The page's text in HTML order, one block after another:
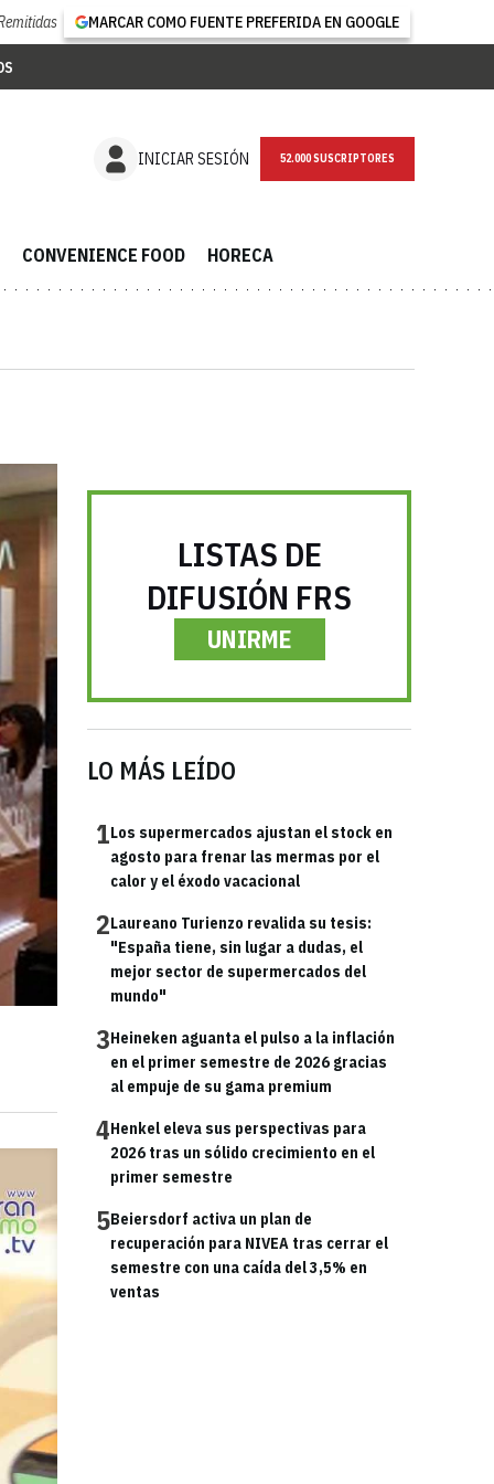
MARCAR COMO FUENTE PREFERIDA EN GOOGLE
INICIAR SESIÓN NEWSLETTER
CONVENIENCE FOOD HORECA
LISTAS DE
DIFUSIÓN FRS
UNIRME
LO MÁS LEÍDO
1Los supermercados ajustan el stock en
agosto para frenar las mermas por el
calor y el éxodo vacacional
2Laureano Turienzo revalida su tesis:
"España tiene, sin lugar a dudas, el
mejor sector de supermercados del
mundo"
3Heineken aguanta el pulso a la inflación
en el primer semestre de 2026 gracias
al empuje de su gama premium
4Henkel eleva sus perspectivas para
2026 tras un sólido crecimiento en el
primer semestre
5Beiersdorf activa un plan de
recuperación para NIVEA tras cerrar el
semestre con una caída del 3,5% en
ventas